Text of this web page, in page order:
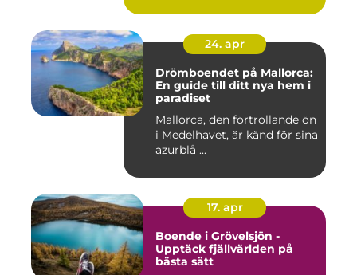
24. apr
Drömboendet på Mallorca:
En guide till ditt nya hem i
paradiset
Mallorca, den förtrollande ön
i Medelhavet, är känd för sina
azurblå ...
17. apr
Boende i Grövelsjön -
Upptäck fjällvärlden på
bästa sätt